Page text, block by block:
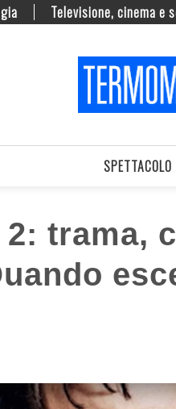
Televisione, cinema e
SPETTACOLO
trama,